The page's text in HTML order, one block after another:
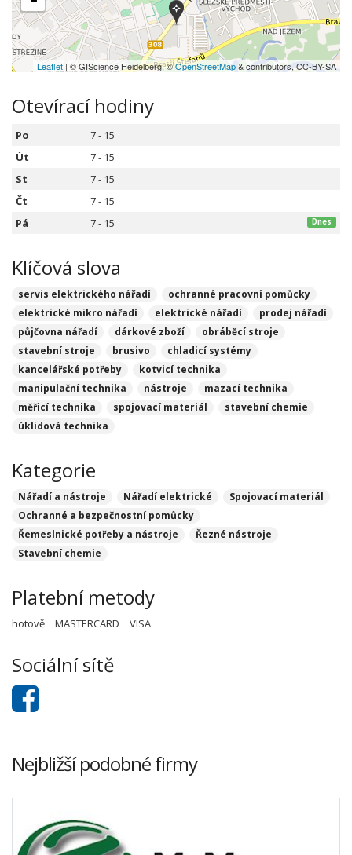
Leaflet | © GIScience Heidelberg, ©OpenStreetMap& contributors, CC-BY-SA
Otevírací hodiny
Po
7 - 15
Út
7 - 15
St
7 - 15
Čt
7 - 15
Pá
7 - 15 Dnes
Klíčová slova
servis elektrického nářadí
ochranné pracovní pomůcky
elektrické mikro nářadí
elektrické nářadí
prodej nářadí
půjčovna nářadí
dárkové zboží
obráběcí stroje
stavební stroje
brusivo
chladicí systémy
kancelářské potřeby
kotvicí technika
manipulační technika
nástroje
mazací technika
měřicí technika
spojovací materiál
stavební chemie
úklidová technika
Kategorie
Nářadí a nástroje Nářadí elektrické
Spojovací materiál
Ochranné a bezpečnostní pomůcky
Řemeslnické potřeby a nástroje
Řezné nástroje
Stavební chemie
Platební metody
hotově MASTERCARD VISA
Sociální sítě
Nejbližší podobné firmy